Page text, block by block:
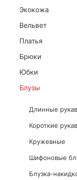
Экокожа
Вельвет
Платья
Брюки
Юбки
Блузы
Длинные
Короткие
Кружевные
Шифоновые
Блузка-